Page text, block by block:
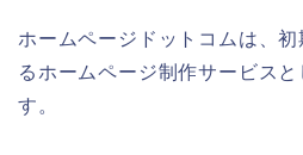
ホームページドットコムは、
るホームページ制作サービス
す。